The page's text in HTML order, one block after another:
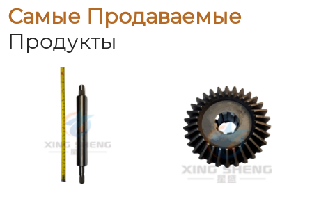
Самые Продаваемые
Продукты